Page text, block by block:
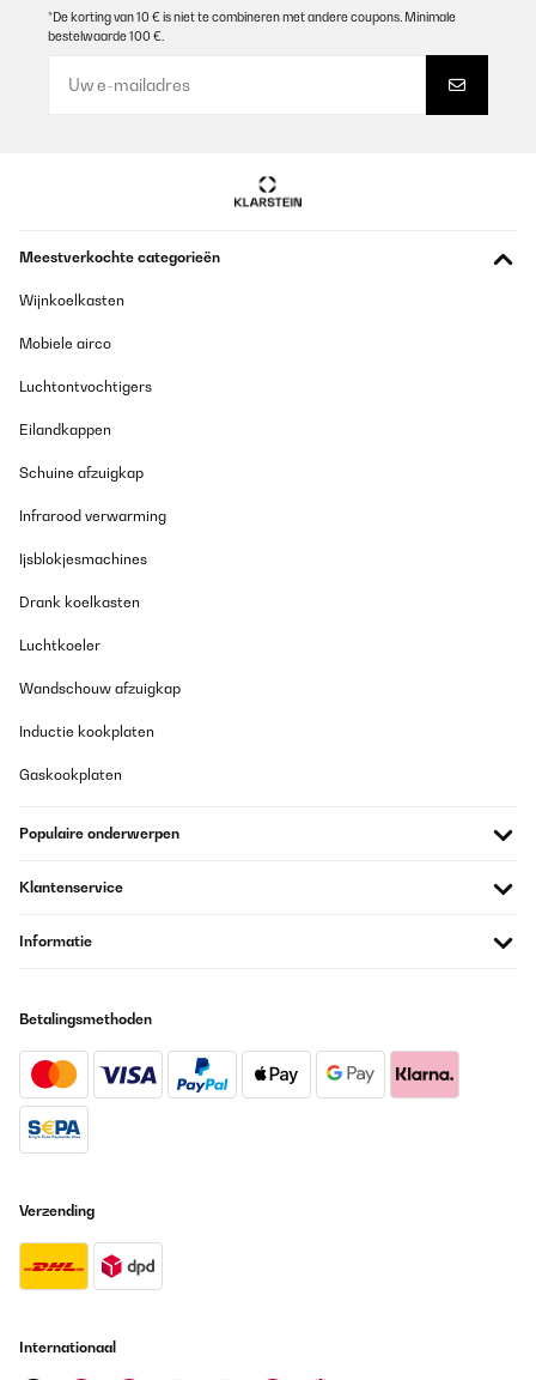
*De korting van 10 € is niet te combineren met andere coupons. Minimale
bestelwaarde 100 €.
Meestverkochte categorieën
Wijnkoelkasten
Mobiele airco
Luchtontvochtigers
Eilandkappen
Schuine afzuigkap
Infrarood verwarming
Ijsblokjesmachines
Drank koelkasten
Luchtkoeler
Wandschouw afzuigkap
Inductie kookplaten
Gaskookplaten
Populaire onderwerpen
Klantenservice
Informatie
Betalingsmethoden
Verzending
Internationaal